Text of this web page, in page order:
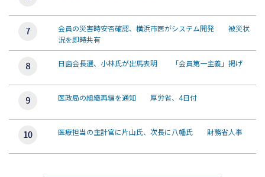
会員の災害時安否確認、横浜市医がシステム開発 被災状
況を即時共有
日歯会長選、小林氏が出馬表明 「会員第一主義」掲げ
医政局の組織再編を通知 厚労省、4日付
医療担当の主計官に片山氏、次長に八幡氏 財務省人事